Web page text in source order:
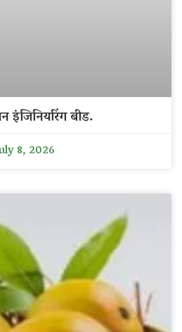
इंजिनियरिंग बीड.
8, 2026